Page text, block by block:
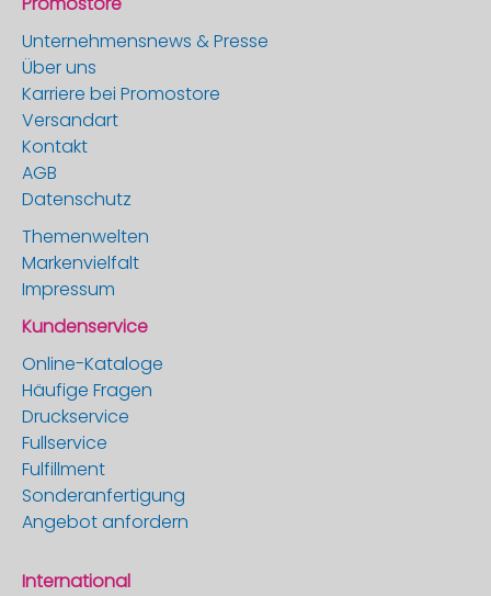
Unternehmensnews & Presse
Über uns
Karriere bei Promostore
Versandart
Kontakt
AGB
Datenschutz
Themenwelten
Markenvielfalt
Impressum
Kundenservice
Online-Kataloge
Häufige Fragen
Druckservice
Fullservice
Fulfillment
Sonderanfertigung
Angebot anfordern
International